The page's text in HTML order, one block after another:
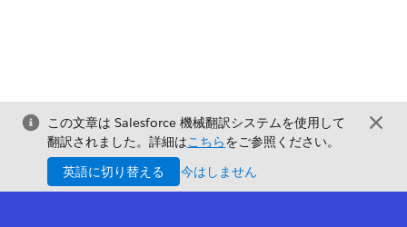
この文章は Salesforce 機械翻訳システムを使用して
翻訳されました。詳細はこちらをご参照ください。
英語に切り替える
今はしません